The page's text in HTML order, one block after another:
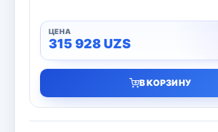
Dr.Web
Jivo
315 928UZS
В КОРЗИНУ